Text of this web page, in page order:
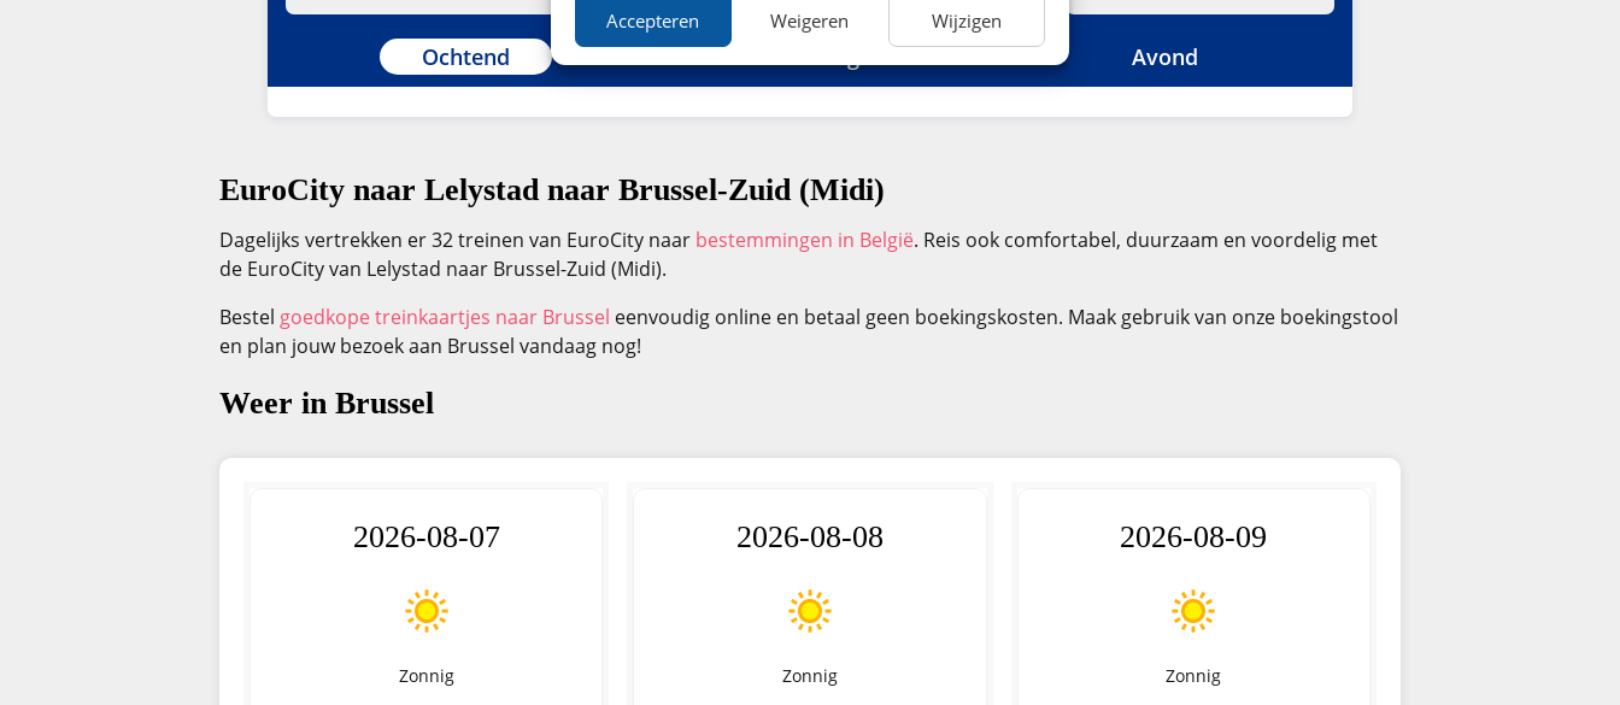
Accepteren Weigeren Wijzigen
Ochtend Avond
EuroCity naar Lelystad naar Brussel-Zuid (Midi)
Dagelijks vertrekken er 32 treinen van EuroCity naar bestemmingen in België. Reis ook comfortabel, duurzaam en voordelig met
de EuroCity van Lelystad naar Brussel-Zuid (Midi).
Bestel goedkope treinkaartjes naar Brussel eenvoudig online en betaal geen boekingskosten. Maak gebruik van onze boekingstool
en plan jouw bezoek aan Brussel vandaag nog!
Weer in Brussel
2026-08-07
Zonnig
2026-08-08
Zonnig
2026-08-09
Zonnig